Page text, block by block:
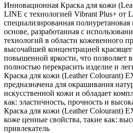
Инновационная Краска для кожи
LINE c технологией Vibrant Plus+ от
специализированная полиуретановая
основе, разработанная с
технологий в области кожевенного
высочайшей концентрацией
повышенной яркости, что позволяет
полностью перекрасить изделие и
Краска для кожи (Leather Colourant)
предназначена для окрашивания
искусственной кожи и обладает
как: эластичность, прочность и
Краска для кожи (Leather Colourant)
коже ценные свойства, такие как:
привлекатель